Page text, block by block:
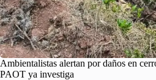
Ambientalistas alertan por daños en
PAOT ya investiga